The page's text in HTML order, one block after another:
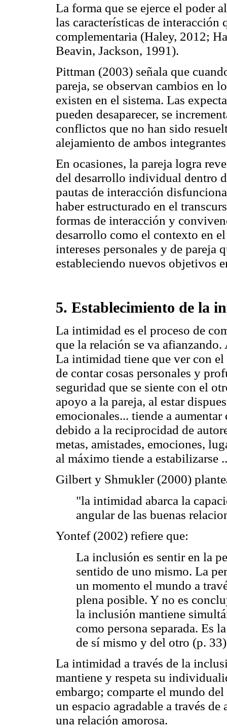
La forma que se ejerce el poder
las características de interacción
complementaria (Haley, 2012;
Beavin, Jackson, 1991).
Pittman (2003) señala que
pareja, se observan cambios en
existen en el sistema. Las
pueden desaparecer, se
conflictos que no han sido
alejamiento de ambos
En ocasiones, la pareja logra
del desarrollo individual dentro
pautas de interacción
haber estructurado en el
formas de interacción y
desarrollo como el contexto en
intereses personales y de pareja
estableciendo nuevos objetivos
5. Establecimiento de la
La intimidad es el proceso de
que la relación se va
La intimidad tiene que ver con
de contar cosas personales y
seguridad que se siente con el
apoyo a la pareja, al estar
emocionales... tiende a
debido a la reciprocidad de
metas, amistades, emociones,
al máximo tiende a estabilizarse
Gilbert y Shmukler (2000)
"la intimidad abarca la
angular de las buenas
Yontef (2002) refiere que:
La inclusión es sentir en la
sentido de uno mismo. La
un momento el mundo a
plena posible. Y no es
la inclusión mantiene
como persona separada. Es
de sí mismo y del otro (p.
La intimidad a través de la
mantiene y respeta su
embargo; comparte el mundo
un espacio agradable a través
una relación amorosa.